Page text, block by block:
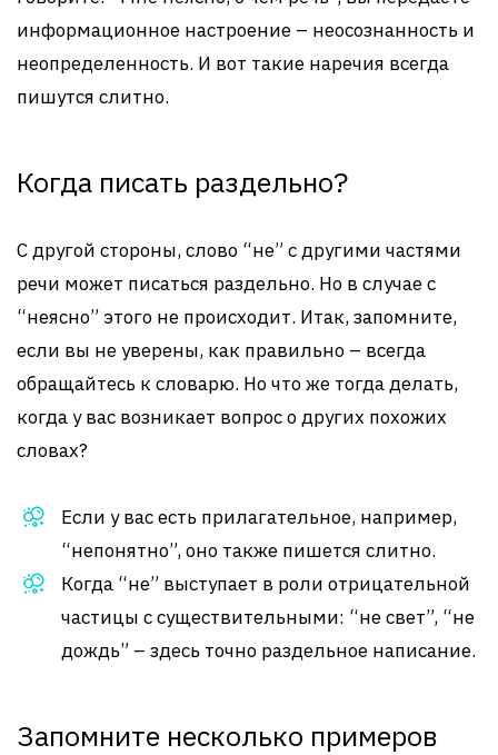
информационное настроение – неосознанность и
неопределенность. И вот такие наречия всегда
пишутся слитно.
Когда писать раздельно?
С другой стороны, слово “не” с другими частями
речи может писаться раздельно. Но в случае с
“неясно” этого не происходит. Итак, запомните,
если вы не уверены, как правильно – всегда
обращайтесь к словарю. Но что же тогда делать,
когда у вас возникает вопрос о других похожих
словах?
Если у вас есть прилагательное, например,
“непонятно”, оно также пишется слитно.
Когда “не” выступает в роли отрицательной
частицы с существительными: “не свет”, “не
дождь” – здесь точно раздельное написание.
Запомните несколько примеров